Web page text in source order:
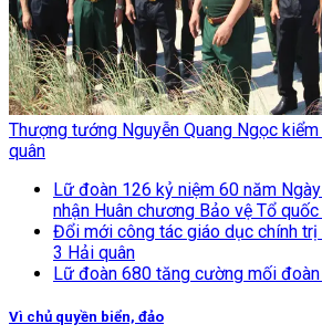
Thượng tướng Nguyễn Quang Ngọc
quân
Lữ đoàn 126 kỷ niệm 60 năm
nhận Huân chương Bảo vệ Tổ
Đổi mới công tác giáo dục chính
3 Hải quân
Lữ đoàn 680 tăng cường mối
Vì chủ quyền biển, đảo